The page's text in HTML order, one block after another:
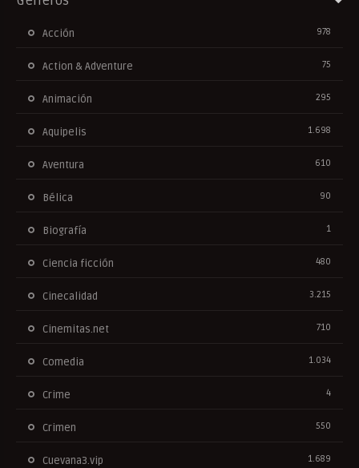
Acción 978
Action & Adventure 75
Animación 295
Aquipelis 1.698
Aventura 610
Bélica 90
Biografía 1
Ciencia ficción 480
Cinecalidad 3.215
Cinemitas.net 710
Comedia 1.034
Crime 4
Crimen 550
Cuevana3.vip 1.689